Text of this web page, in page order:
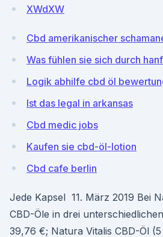
XWdXW
Cbd amerikanischer
Was fühlen sie sich durch
Logik abhilfe cbd öl
Ist das legal in arkansas
Cbd medic jobs
Kaufen sie cbd-öl-lotion
Cbd cafe berlin
Jede Kapsel 11. März 2019 Bei
CBD-Öle in drei
39,76 €; Natura Vitalis CBD-Öl